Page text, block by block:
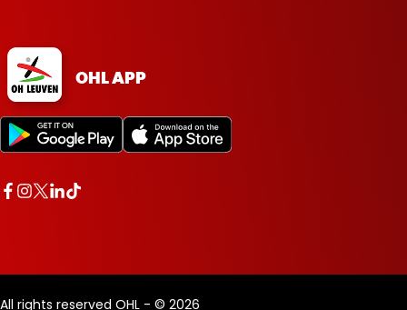
OHL APP
All rights reserved OHL - © 2026